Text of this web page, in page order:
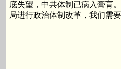
底失望，中共体制已病入膏肓
局进行政治体制改革，我们需